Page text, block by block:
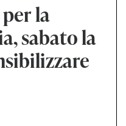
la
sabato la